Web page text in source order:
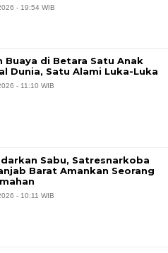
- 19:54 WIB
Buaya di Betara Satu Anak
Dunia, Satu Alami Luka-Luka
- 11:10 WIB
Sabu, Satresnarkoba
Barat Amankan Seorang
- 10:11 WIB